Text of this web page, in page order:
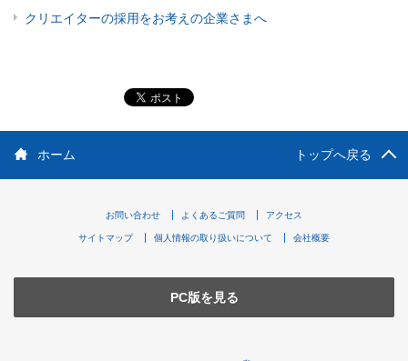
クリエイターの採用をお考えの企業さまへ
ホーム トップへ戻る
お問い合わせ よくあるご質問 アクセス
サイトマップ 個人情報の取り扱いについて 会社概要
PC版を見る